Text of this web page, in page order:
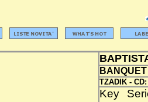
TZADIK -
Key